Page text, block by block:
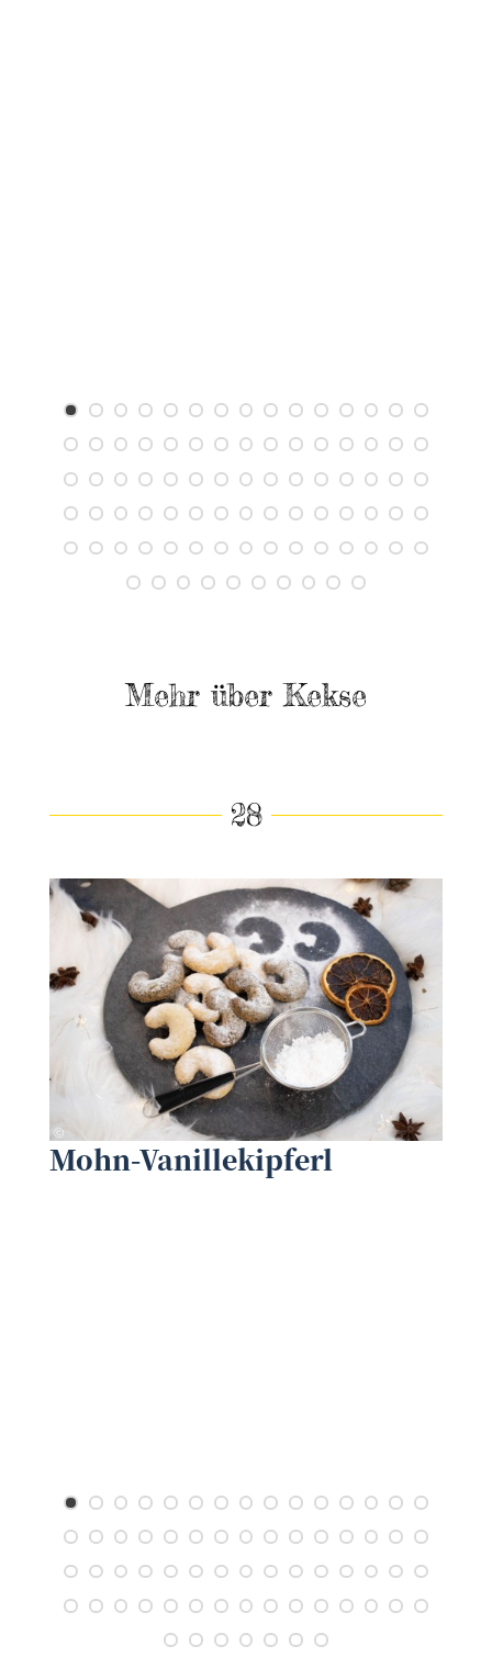
Mehr über Kekse
28
©Waldland
Mohn-Vanillekipferl